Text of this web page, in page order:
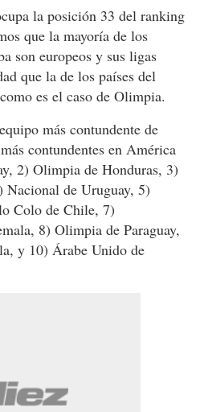
la posición 33 del ranking
que la mayoría de los
son europeos y sus ligas
que la de los países del
es el caso de Olimpia.
más contundente de
contundentes en América
2) Olimpia de Honduras, 3)
Nacional de Uruguay, 5)
Colo de Chile, 7)
8) Olimpia de Paraguay,
y 10) Árabe Unido de